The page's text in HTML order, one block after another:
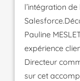
l’intégration
Pauline
expérience
Directeur
sur cet